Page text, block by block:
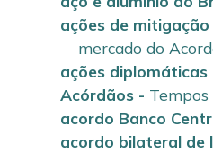
ações de
mercado do
ações diplomáticas
Acórdãos -
acordo Banco
acordo bilateral de